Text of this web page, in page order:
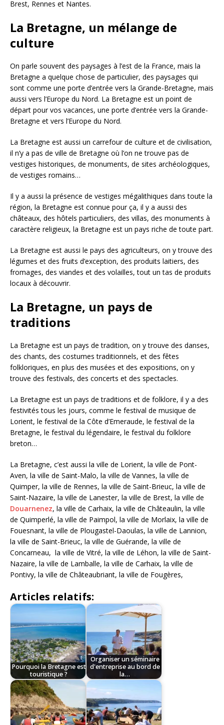
Brest, Rennes et Nantes.
La Bretagne, un mélange de
culture
On parle souvent des paysages à l’est de la France, mais la
Bretagne a quelque chose de particulier, des paysages qui
sont comme une porte d’entrée vers la Grande-Bretagne, mais
aussi vers l’Europe du Nord. La Bretagne est un point de
départ pour vos vacances, une porte d’entrée vers la Grande-
Bretagne et vers l’Europe du Nord.
La Bretagne est aussi un carrefour de culture et de civilisation,
il n’y a pas de ville de Bretagne où l’on ne trouve pas de
vestiges historiques, de monuments, de sites archéologiques,
de vestiges romains…
Il y a aussi la présence de vestiges mégalithiques dans toute la
région, la Bretagne est connue pour ça, il y a aussi des
châteaux, des hôtels particuliers, des villas, des monuments à
caractère religieux, la Bretagne est un pays riche de toute part.
La Bretagne est aussi le pays des agriculteurs, on y trouve des
légumes et des fruits d’exception, des produits laitiers, des
fromages, des viandes et des volailles, tout un tas de produits
locaux à découvrir.
La Bretagne, un pays de
traditions
La Bretagne est un pays de tradition, on y trouve des danses,
des chants, des costumes traditionnels, et des fêtes
folkloriques, en plus des musées et des expositions, on y
trouve des festivals, des concerts et des spectacles.
La Bretagne est un pays de traditions et de folklore, il y a des
festivités tous les jours, comme le festival de musique de
Lorient, le festival de la Côte d’Emeraude, le festival de la
Bretagne, le festival du légendaire, le festival du folklore
breton…
La Bretagne, c’est aussi la ville de Lorient, la ville de Pont-
Aven, la ville de Saint-Malo, la ville de Vannes, la ville de
Quimper, la ville de Rennes, la ville de Saint-Brieuc, la ville de
Saint-Nazaire, la ville de Lanester, la ville de Brest, la ville de
Douarnenez, la ville de Carhaix, la ville de Châteaulin, la ville
de Quimperlé, la ville de Paimpol, la ville de Morlaix, la ville de
Fouesnant, la ville de Plougastel-Daoulas, la ville de Lannion,
la ville de Saint-Brieuc, la ville de Guérande, la ville de
Concarneau, la ville de Vitré, la ville de Léhon, la ville de Saint-
Nazaire, la ville de Lamballe, la ville de Carhaix, la ville de
Pontivy, la ville de Châteaubriant, la ville de Fougères,
Articles relatifs:
Pourquoi la Bretagne est
touristique ?
Organiser un séminaire
d'entreprise au bord de
la…